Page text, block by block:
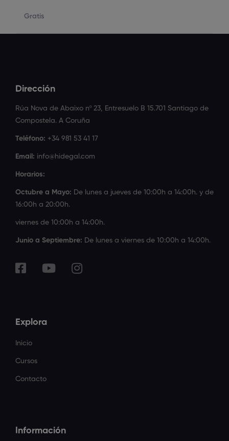
Gratis
Dirección
Rúa Nova de Abaixo nº 23, Entresuelo B 15.701 Santiago de
Compostela. A Coruña
Teléfono: +34 981 53 41 17
Email: info@hidegal.com
Horarios:
Octubre a Mayo: De lunes a jueves de 10:00h a 14:00h. y de
16:00h a 20:00h.
viernes de 10:00h a 14:00h.
Junio a Septiembre: De lunes a viernes de 10:00h a 14:00h.
Explora
Inicio
Cursos
Contacto
Información